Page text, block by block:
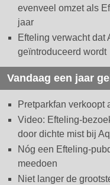
evenveel omzet als
jaar
Efteling verwacht dat
geïntroduceerd wordt
Vandaag een jaar
Pretparkfan verkoopt
Video: Efteling-
door dichte mist bij
Nóg een Efteling-
meedoen
Niet langer de